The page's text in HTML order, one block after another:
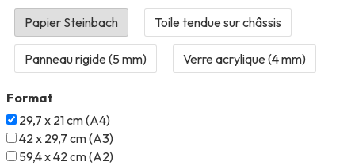
Format
29,7 x 21 cm (A4)
42 x 29,7 cm (A3)
59,4 x 42 cm (A2)